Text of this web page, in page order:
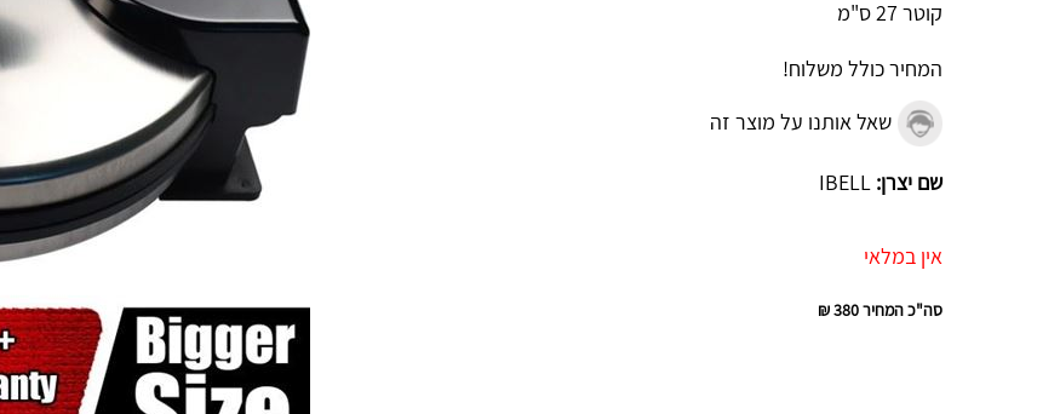
קוטר 27 ס"מ
המחיר כולל משלוח!
שאל אותנו על מוצר זה
שם יצרן: IBELL
אין במלאי
סה"כ המחיר380 ₪